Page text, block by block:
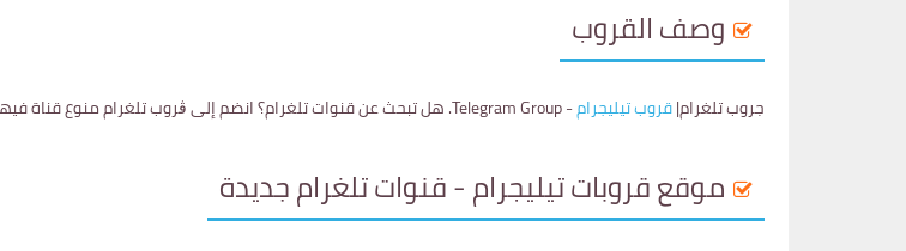
وصف القروب
جروب تلغرام|قروب تيليجرام- Telegram Group. هل تبحث عن قنوات تلغرام؟ انضم إلى ڨروب تلغرام منوع قناة فيها اشياء منوعه.
موقع قروبات تيليجرام - قنوات تلغرام جديدة